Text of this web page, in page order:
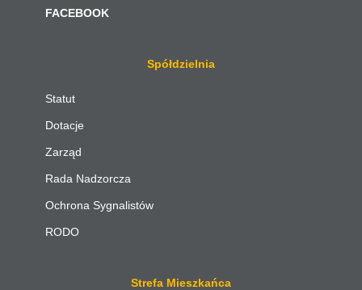
FACEBOOK
Spółdzielnia
Statut
Dotacje
Zarząd
Rada Nadzorcza
Ochrona Sygnalistów
RODO
Strefa Mieszkańca